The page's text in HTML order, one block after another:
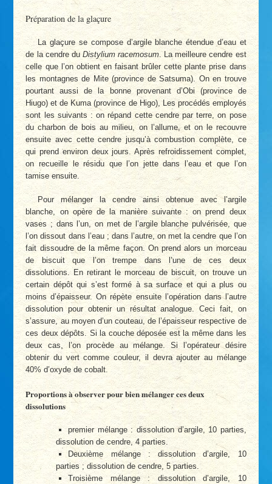
Préparation de la glaçure
La glaçure se compose d’argile blanche étendue d’eau et
de la cendre du Distylium racemosum. La meilleure cendre est
celle que l’on obtient en faisant brûler cette plante prise dans
les montagnes de Mite (province de Satsuma). On en trouve
pourtant aussi de la bonne provenant d’Obi (province de
Hiugo) et de Kuma (province de Higo), Les procédés employés
sont les suivants : on répand cette cendre par terre, on pose
du charbon de bois au milieu, on l’allume, et on le recouvre
ensuite avec cette cendre jusqu’à combustion complète, ce
qui prend environ deux jours. Après refroidissement complet,
on recueille le résidu que l’on jette dans l’eau et que l’on
tamise ensuite.
Pour mélanger la cendre ainsi obtenue avec l’argile
blanche, on opère de la manière suivante : on prend deux
vases ; dans l’un, on met de l’argile blanche pulvérisée, que
l’on dissout dans l’eau ; dans l’autre, on met la cendre que l’on
fait dissoudre de la même façon. On prend alors un morceau
de biscuit que l’on trempe dans l’une de ces deux
dissolutions. En retirant le morceau de biscuit, on trouve un
certain dépôt qui s’est formé à sa surface et qui a plus ou
moins d’épaisseur. On répète ensuite l’opération dans l’autre
dissolution pour obtenir un résultat analogue. Ceci fait, on
s’assure, au moyen d’un couteau, de l’épaisseur respective de
ces deux dépôts. Si la couche déposée est la même dans les
deux cas, l’on procède au mélange. Si l’opérateur désire
obtenir du vert comme couleur, il devra ajouter au mélange
40% d’oxyde de cobalt.
Proportions à observer pour bien mélanger ces deux
dissolutions
premier mélange : dissolution d’argile, 10 parties,
dissolution de cendre, 4 parties.
Deuxième mélange : dissolution d’argile, 10
parties ; dissolution de cendre, 5 parties.
Troisième mélange : dissolution d’argile, 10